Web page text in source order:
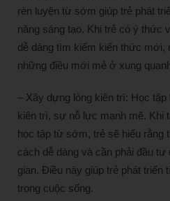
rèn luyện từ sớm giúp trẻ phát
năng sáng tạo. Khi trẻ có ý thức
dễ dàng tìm kiếm kiến thức mới,
những điều mới mẻ ở xung
– Xây dựng lòng kiên trì: Học tập
kiên trì, sự nỗ lực mạnh mẽ. Khi
học tập từ sớm, trẻ sẽ hiểu rằng
cách dễ dàng và cần phải đầu
gian. Điều này giúp trẻ phát triển
trong cuộc sống.